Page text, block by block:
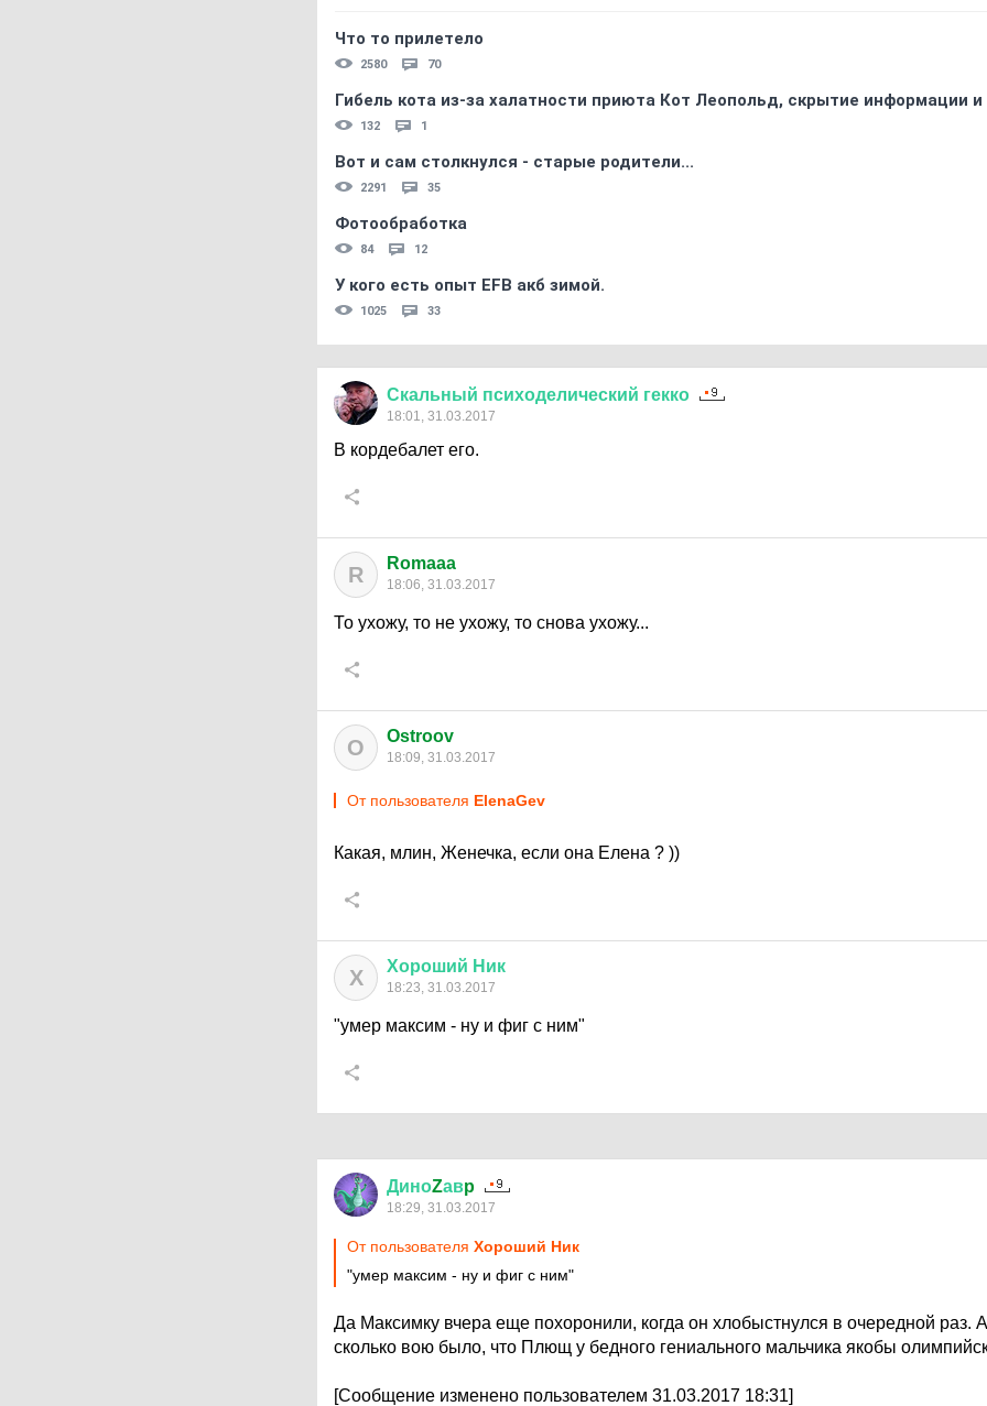
Что то прилетело
2580 70
Гибель кота из-за халатности приюта Кот Леопольд, скрытиe информации
132 1
Вот и сам столкнулся - старые родители...
2291 35
Фотообработка
84 12
У кого есть опыт EFB акб зимой.
1025 33
Скальный психоделический гекко
18:01, 31.03.2017
В кордебалет его.
R Romaaa
18:06, 31.03.2017
То ухожу, то не ухожу, то снова ухожу...
O Ostroov
18:09, 31.03.2017
От пользователя ElenaGev
Какая, млин, Женечка, если она Елена ? ))
Х Хороший Ник
18:23, 31.03.2017
"умер максим - ну и фиг с ним"
ДиноZавp
18:29, 31.03.2017
От пользователя Хороший Ник
"умер максим - ну и фиг с ним"
Да Максимку вчера еще похоронили, когда он хлобыстнулся в очередной раз.
сколько вою было, что Плющ у бедного гениального мальчика якобы
[Сообщение изменено пользователем 31.03.2017 18:31]